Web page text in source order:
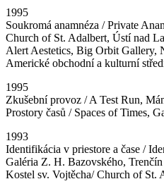
1995
Soukromá anamnéza / Private
Church of St. Adalbert, Ústí nad
Alert Aestetics, Big Orbit Gallery,
Americké obchodní a kulturní
1995
Zkušební provoz / A Test Run,
Prostory časů / Spaces of Times,
1993
Identifikácia v priestore a čase /
Galéria Z. H. Bazovského, Trenčín
Kostel sv. Vojtěcha/ Church of St.